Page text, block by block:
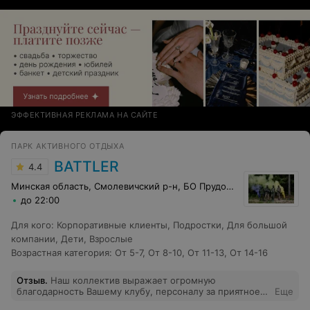
ЭФФЕКТИВНАЯ РЕКЛАМА НА САЙТЕ
ПАРК АКТИВНОГО ОТДЫХА
4.4 BATTLER
Минская область, Смолевичский р-н, БО Прудовое
до 22:00
Для кого: Корпоративные клиенты, Подростки, Для большой
компании, Дети, Взрослые
Возрастная категория: От 5-7, От 8-10, От 11-13, От 14-16
Отзыв. Наш коллектив выражает огромную
благодарность Вашему клубу, персоналу за приятное
Еще